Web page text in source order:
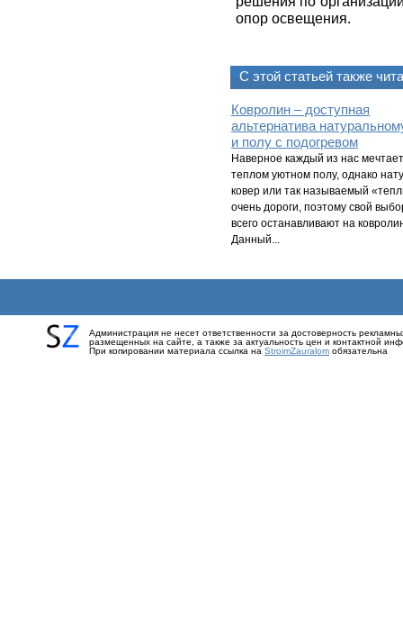
опор освещения.
С этой статьей также
Ковролин – доступная
альтернатива
и полу с подогревом
Наверное каждый из нас
теплом уютном полу, однако
ковер или так называемый
очень дороги, поэтому свой
всего останавливают на
Данный...
Администрация не несет ответственности за достоверность
размещенных на сайте, а также за актуальность цен и контактной
При копировании материала ссылка на StroimZauralom обязательна